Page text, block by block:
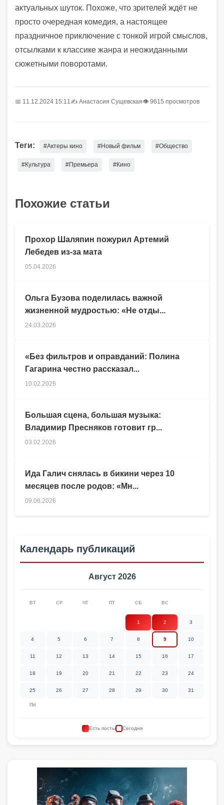
актуальных шуток. Похоже, что зрителей ждёт не
просто очередная комедия, а настоящее
праздничное приключение с тонкой игрой смыслов,
отсылками к классике жанра и неожиданными
сюжетными поворотами.
📅 11.12.2024 15:11 ✍️ Анастасия Сущевская👁 9615 просмотров
Теги: #Актеры кино #Новый фильм #Общество
#Культура #Премьера #Кино
Похожие статьи
Ида Галич снялась в бикини через 10
месяцев после родов: «Мн...
09.06.2026
Прохор Шаляпин пожурил Артемий
Лебедев из-за мата
05.04.2026
Ольга Бузова поделилась важной
жизненной мудростью: «Не отды...
24.03.2026
«Без фильтров и оправданий: Полина
Гагарина честно рассказал...
10.02.2026
Большая сцена, большая музыка:
Владимир Пресняков готовит гр...
03.02.2026
Календарь публикаций
Август 2026
ПН
ВТ СР ЧТ ПТ СБ ВС
1 2 3
4 5 6 7 8 9 10
11 12 13 14 15 16 17
18 19 20 21 22 23 24
25 26 27 28 29 30 31
Есть посты Сегодня